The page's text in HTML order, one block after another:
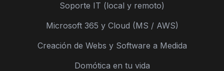
Soporte IT (local y remoto)
Microsoft 365 y Cloud (MS / AWS)
Creación de Webs y Software a Medida
Domótica en tu vida